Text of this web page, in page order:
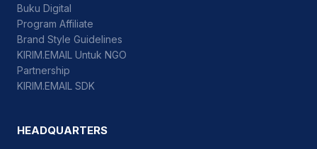
Buku Digital
Program Affiliate
Brand Style Guidelines
KIRIM.EMAIL Untuk NGO
Partnership
KIRIM.EMAIL SDK
HEADQUARTERS